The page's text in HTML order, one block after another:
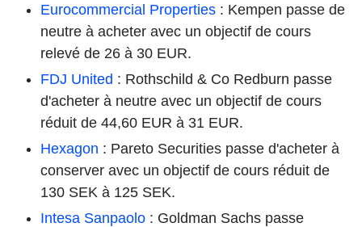
Eurocommercial Properties : Kempen passe de
neutre à acheter avec un objectif de cours
relevé de 26 à 30 EUR.
FDJ United : Rothschild & Co Redburn passe
d'acheter à neutre avec un objectif de cours
réduit de 44,60 EUR à 31 EUR.
Hexagon : Pareto Securities passe d'acheter à
conserver avec un objectif de cours réduit de
130 SEK à 125 SEK.
Intesa Sanpaolo : Goldman Sachs passe